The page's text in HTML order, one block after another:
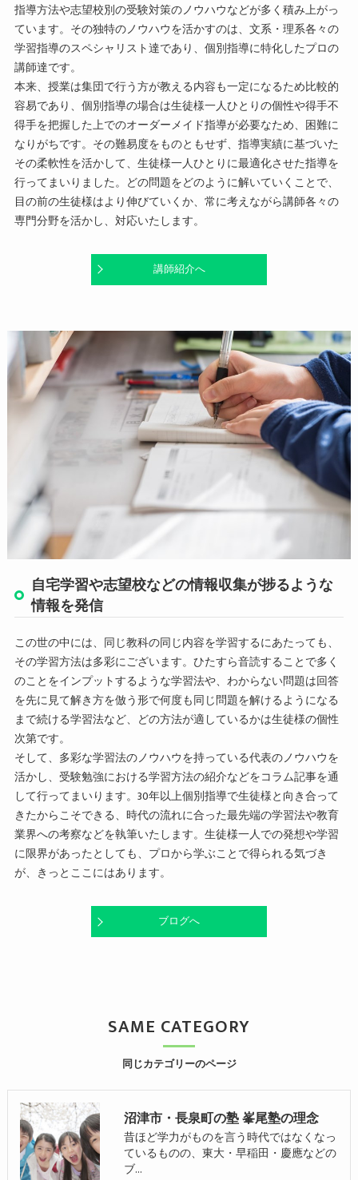
指導方法や志望校別の受験対策のノウハウなどが多く積み上がっ
ています。その独特のノウハウを活かすのは、文系・理系各々の
学習指導のスペシャリスト達であり、個別指導に特化したプロの
講師達です。
本来、授業は集団で行う方が教える内容も一定になるため比較的
容易であり、個別指導の場合は生徒様一人ひとりの個性や得手不
得手を把握した上でのオーダーメイド指導が必要なため、困難に
なりがちです。その難易度をものともせず、指導実績に基づいた
その柔軟性を活かして、生徒様一人ひとりに最適化させた指導を
行ってまいりました。どの問題をどのように解いていくことで、
目の前の生徒様はより伸びていくか、常に考えながら講師各々の
専門分野を活かし、対応いたします。
講師紹介へ
自宅学習や志望校などの情報収集が捗るような
情報を発信
この世の中には、同じ教科の同じ内容を学習するにあたっても、
その学習方法は多彩にございます。ひたすら音読することで多く
のことをインプットするような学習法や、わからない問題は回答
を先に見て解き方を倣う形で何度も同じ問題を解けるようになる
まで続ける学習法など、どの方法が適しているかは生徒様の個性
次第です。
そして、多彩な学習法のノウハウを持っている代表のノウハウを
活かし、受験勉強における学習方法の紹介などをコラム記事を通
して行ってまいります。30年以上個別指導で生徒様と向き合って
きたからこそできる、時代の流れに合った最先端の学習法や教育
業界への考察などを執筆いたします。生徒様一人での発想や学習
に限界があったとしても、プロから学ぶことで得られる気づき
が、きっとここにはあります。
ブログへ
同じカテゴリーのページ
SAME CATEGORY
沼津市・長泉町の塾 峯尾塾の理念
昔ほど学力がものを言う時代ではなくなっ
ているものの、東大・早稲田・慶應などの
ブ…